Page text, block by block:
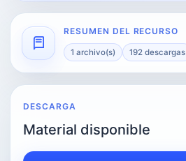
RESUMEN DEL RECURSO
1 archivo(s) 192 descargas
DESCARGA
Material disponible